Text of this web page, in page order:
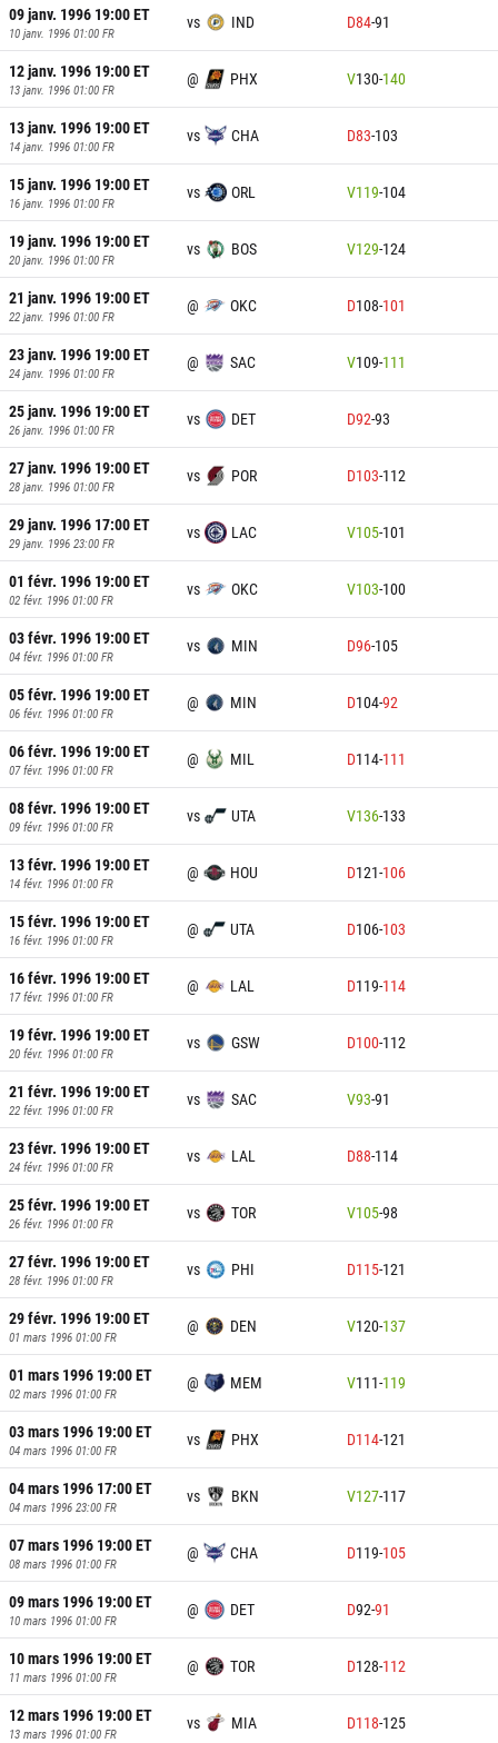
09 janv. 1996 19:00ET
10 janv. 1996 01:00 FR
vs IND D84-91
12 janv. 1996 19:00ET
13 janv. 1996 01:00 FR
@ PHX V130-140
13 janv. 1996 19:00ET
14 janv. 1996 01:00 FR
vs CHA D83-103
15 janv. 1996 19:00ET
16 janv. 1996 01:00 FR
vs ORL V119-104
19 janv. 1996 19:00ET
20 janv. 1996 01:00 FR
vs BOS V129-124
21 janv. 1996 19:00ET
22 janv. 1996 01:00 FR
@ OKC D108-101
23 janv. 1996 19:00ET
24 janv. 1996 01:00 FR
@ SAC V109-111
25 janv. 1996 19:00ET
26 janv. 1996 01:00 FR
vs DET D92-93
27 janv. 1996 19:00ET
28 janv. 1996 01:00 FR
vs POR D103-112
29 janv. 1996 17:00ET
29 janv. 1996 23:00 FR
vs LAC V105-101
01 févr. 1996 19:00ET
02 févr. 1996 01:00 FR
vs OKC V103-100
03 févr. 1996 19:00ET
04 févr. 1996 01:00 FR
vs MIN D96-105
05 févr. 1996 19:00ET
06 févr. 1996 01:00 FR
@ MIN D104-92
06 févr. 1996 19:00ET
07 févr. 1996 01:00 FR
@ MIL D114-111
08 févr. 1996 19:00ET
09 févr. 1996 01:00 FR
vs UTA V136-133
13 févr. 1996 19:00ET
14 févr. 1996 01:00 FR
@ HOU D121-106
15 févr. 1996 19:00ET
16 févr. 1996 01:00 FR
@ UTA D106-103
16 févr. 1996 19:00ET
17 févr. 1996 01:00 FR
@ LAL D119-114
19 févr. 1996 19:00ET
20 févr. 1996 01:00 FR
vs GSW D100-112
21 févr. 1996 19:00ET
22 févr. 1996 01:00 FR
vs SAC V93-91
23 févr. 1996 19:00ET
24 févr. 1996 01:00 FR
vs LAL D88-114
25 févr. 1996 19:00ET
26 févr. 1996 01:00 FR
vs TOR V105-98
27 févr. 1996 19:00ET
28 févr. 1996 01:00 FR
vs PHI D115-121
29 févr. 1996 19:00ET
01 mars 1996 01:00 FR
@ DEN V120-137
01 mars 1996 19:00ET
02 mars 1996 01:00 FR
@ MEM V111-119
03 mars 1996 19:00ET
04 mars 1996 01:00 FR
vs PHX D114-121
04 mars 1996 17:00ET
04 mars 1996 23:00 FR
vs BKN V127-117
07 mars 1996 19:00ET
08 mars 1996 01:00 FR
@ CHA D119-105
09 mars 1996 19:00ET
10 mars 1996 01:00 FR
@ DET D92-91
10 mars 1996 19:00ET
11 mars 1996 01:00 FR
@ TOR D128-112
12 mars 1996 19:00ET
13 mars 1996 01:00 FR
vs MIA D118-125